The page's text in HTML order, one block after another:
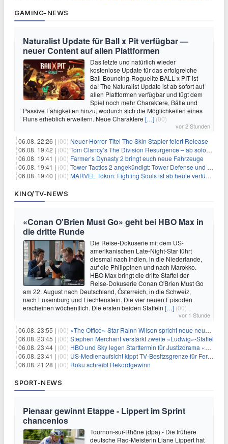
GAMING-NEWS
Naturalist Update für Ball x Pit verfügbar —
neuer Content auf allen Plattformen
Das letzte und natürlich wieder
kostenlose Update für das erfolgreiche
Ball-Bouncing-Roguelite BALL x PIT ist
da! The Naturalist Update ist ab sofort auf
allen Plattformen verfügbar und fügt dem
Spiel noch mehr Charaktere, Bälle und
Passive Fähigkeiten hinzu, wodurch sich die Möglichkeiten eines
Runs erheblich erweitern. Neue Charaktere […] (00)
vor 2 Stunden
06.08. 22:26 | (00) Neuer Horror‑Titel The Skin Stapler feiert Release
06.08. 19:42 | (00) Tom Clancy’s The Division Resurgence – ab sofort für euch verfügbar
06.08. 19:41 | (00) Farmer’s Dynasty 2 bringt euch neue Fahrzeuge
06.08. 19:41 | (00) Tower Tactics 2 angekündigt: Tower Defense und Deckbuilding Kombo kehrt zurück
06.08. 19:40 | (00) MARVEL Tōkon: Fighting Souls ist ab heute verfügbar
KINO/TV-NEWS
«Conan O'Brien Must Go» geht bei HBO Max in
die dritte Runde
Die Reise-Dokuserie mit dem US-
amerikanischen Late-Night-Star führt
diesmal nach Indien, in die Niederlande,
auf die Philippinen und nach Marokko.
HBO Max bringt die dritte Staffel der
Reise-Dokuserie Conan O'Brien Must Go
am 22. August nach Deutschland, Österreich, in die Schweiz,
nach Luxemburg und Liechtenstein. Die vier neuen Episoden
erscheinen wöchentlich. Die ersten beiden Staffeln […] (00)
vor 1 Stunde
06.08. 23:55 | (00) «The Office»-Star Rainn Wilson spricht neue neuseeländische Serie «Settling»
06.08. 23:45 | (00) Stephen Merchant verstärkt zweite «Ludwig»-Staffel
06.08. 23:44 | (00) HBO und Sky legen Starttermin für Justizdrama «War» fest
06.08. 23:41 | (00) US-Medienaufsicht kippt TV-Besitzsgrenze für Fernsehsender
06.08. 21:28 | (00) Roku schreibt Rekordgewinn
SPORT-NEWS
Pienaar gewinnt Etappe - Lippert im Sprint
chancenlos
Tournon-sur-Rhône (dpa) - Die frühere
deutsche Rad-Meisterin Liane Lippert hat